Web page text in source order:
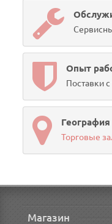
Опыт
Поставки
География
Торговые
Магазин